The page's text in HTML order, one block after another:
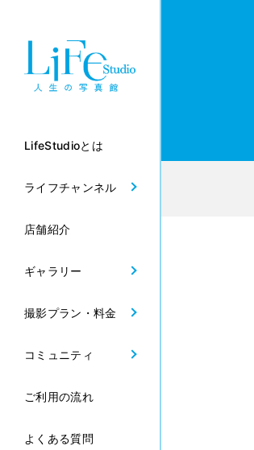
LifeStudioとは
ライフチャンネル
店舗紹介
ギャラリー
撮影プラン・料金
コミュニティ
ご利用の流れ
よくある質問